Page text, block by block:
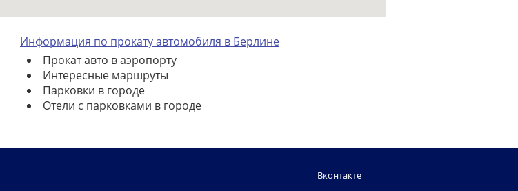
Информация по прокату автомобиля в Берлине
Прокат авто в аэропорту
Интересные маршруты
Парковки в городе
Отели с парковками в городе
Вконтакте